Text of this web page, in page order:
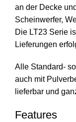
an der Decke
Scheinwerfer,
Die LT23 Serie
Lieferungen
Alle Standard-
auch mit
lieferbar und
Features